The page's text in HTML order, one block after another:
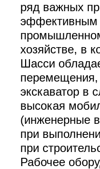
ряд важных
эффективным
хозяйстве, в
Шасси
перемещения,
экскаватор в
высокая
(инженерные
при
при
Рабочее